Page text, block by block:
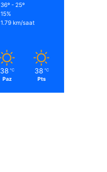
36º - 25º
15%
1.79 km/saat
38 ℃
Paz
38 ℃
Pts